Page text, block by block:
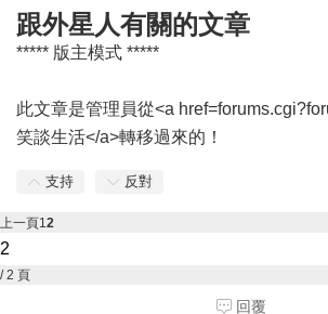
跟外星人有關的文章
***** 版主模式 *****
此文章是管理員從<a
笑談生活</a>轉移過來的！
支持 反對
上一頁12
/ 2 頁
回覆